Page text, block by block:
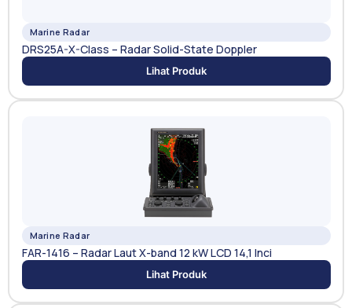
Marine Radar
DRS25A-X-Class – Radar Solid-State Doppler
Lihat Produk
Marine Radar
FAR-1416 – Radar Laut X-band 12 kW LCD 14,1 Inci
Lihat Produk